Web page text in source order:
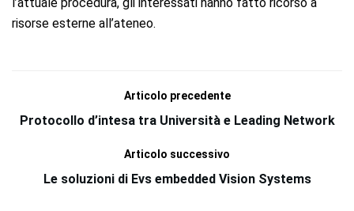
risorse esterne all’ateneo.
Articolo precedente
Protocollo d’intesa tra Università e Leading Network
Articolo successivo
Le soluzioni di Evs embedded Vision Systems